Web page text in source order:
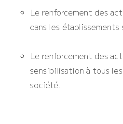
Le renforcement des
dans les établissements
Le renforcement des
sensibilisation à tous
société.